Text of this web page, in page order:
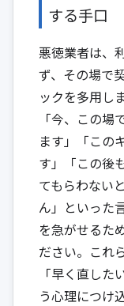
する手口
悪徳業者は、
ず、その場で
ックを多用し
「今、この
ます」「この
す」「この後
てもらわない
ん」といった
を急がせるた
ださい。これ
「早く直し
う心理につけ